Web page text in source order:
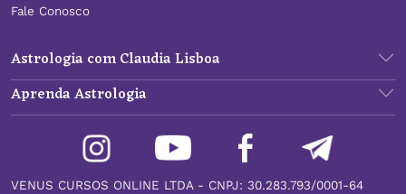
Fale Conosco
Astrologia com Claudia Lisboa
Aprenda Astrologia
VENUS CURSOS ONLINE LTDA - CNPJ: 30.283.793/0001-64